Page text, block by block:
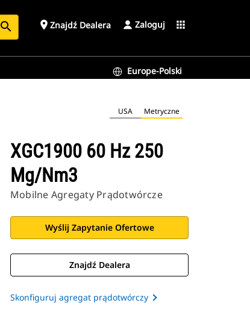
search place Znajdź Dealera Zaloguj apps
Europe-Polski
USA Metryczne
XGC1900 60 Hz 250
Mg/Nm3
Mobilne Agregaty Prądotwórcze
Wyślij Zapytanie Ofertowe
Znajdź Dealera
Skonfiguruj agregat prądotwórczy